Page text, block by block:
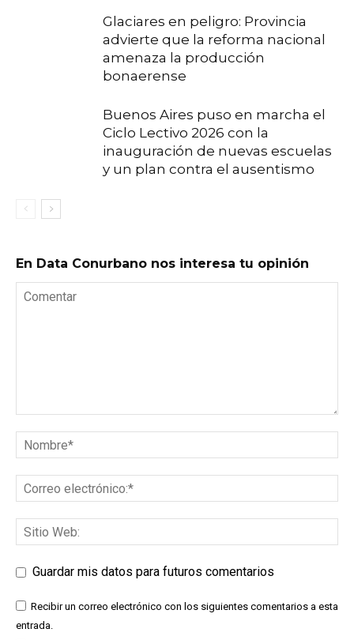
Glaciares en peligro: Provincia
advierte que la reforma nacional
amenaza la producción
bonaerense
Buenos Aires puso en marcha el
Ciclo Lectivo 2026 con la
inauguración de nuevas escuelas
y un plan contra el ausentismo
En Data Conurbano nos interesa tu opinión
Guardar mis datos para futuros comentarios
Recibir un correo electrónico con los siguientes comentarios a esta
entrada.